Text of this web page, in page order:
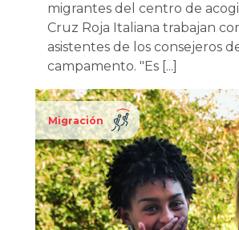
migrantes del centro de
Cruz Roja Italiana trabajan
asistentes de los consejeros
campamento. "Es [...]
Migración